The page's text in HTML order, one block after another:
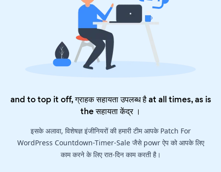
and to top it off, ग्राहक सहायता उपलब्ध है at all times, as is
theसहायता केंद्र।
इसके अलावा, विशेषज्ञ इंजीनियरों की हमारी टीम आपके Patch For
WordPress Countdown-Timer-Sale जैसे powr ऐप को आपके लिए
काम करने के लिए रात-दिन काम करती है।